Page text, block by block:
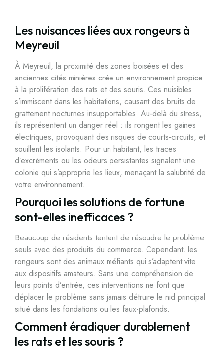
Les nuisances liées aux rongeurs à
Meyreuil
À Meyreuil, la proximité des zones boisées et des
anciennes cités minières crée un environnement propice
à la prolifération des rats et des souris. Ces nuisibles
s’immiscent dans les habitations, causant des bruits de
grattement nocturnes insupportables. Au-delà du stress,
ils représentent un danger réel : ils rongent les gaines
électriques, provoquant des risques de courts-circuits, et
souillent les isolants. Pour un habitant, les traces
d’excréments ou les odeurs persistantes signalent une
colonie qui s’approprie les lieux, menaçant la salubrité de
votre environnement.
Pourquoi les solutions de fortune
sont-elles inefficaces ?
Beaucoup de résidents tentent de résoudre le problème
seuls avec des produits du commerce. Cependant, les
rongeurs sont des animaux méfiants qui s’adaptent vite
aux dispositifs amateurs. Sans une compréhension de
leurs points d’entrée, ces interventions ne font que
déplacer le problème sans jamais détruire le nid principal
situé dans les fondations ou les faux-plafonds.
Comment éradiquer durablement
les rats et les souris ?